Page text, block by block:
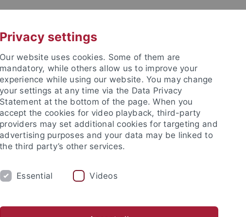
LEHRE PROJEKTE
mit Stipendium) Ehemalige
Privacy settings
Our website uses cookies. Some of them are
mandatory, while others allow us to improve your
experience while using our website. You may change
your settings at any time via the Data Privacy
Statement at the bottom of the page. When you
accept the cookies for video playback, third-party
providers may set additional cookies for targeting and
advertising purposes and your data may be linked to
the third party’s other services.
Essential Videos